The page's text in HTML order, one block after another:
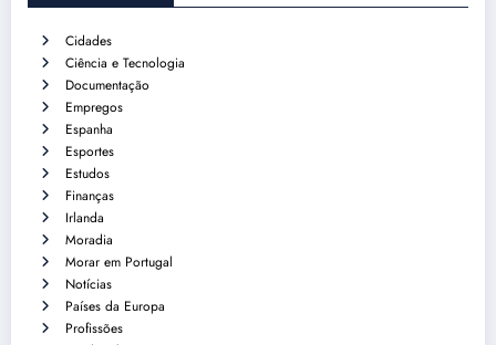
Cidades
Ciência e Tecnologia
Documentação
Empregos
Espanha
Esportes
Estudos
Finanças
Irlanda
Moradia
Morar em Portugal
Notícias
Países da Europa
Profissões